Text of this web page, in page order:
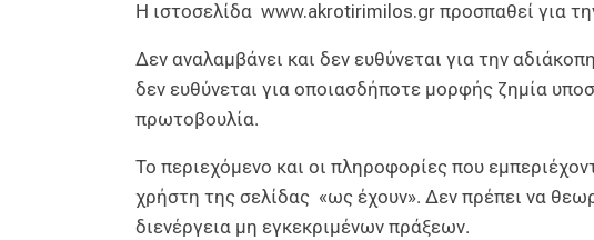
Η ιστοσελίδα www.akrotirimilos.gr προσπαθεί για
Δεν αναλαμβάνει και δεν ευθύνεται για την
δεν ευθύνεται για οποιασδήποτε μορφής ζημία
πρωτοβουλία.
Το περιεχόμενο και οι πληροφορίες που
χρήστη της σελίδας «ως έχουν». Δεν πρέπει να
διενέργεια μη εγκεκριμένων πράξεων.